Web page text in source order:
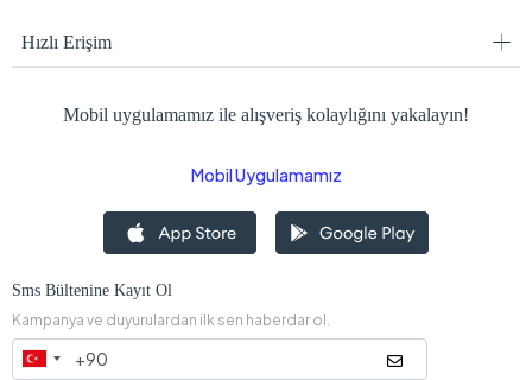
Hızlı Erişim
Mobil uygulamamız ile alışveriş kolaylığını yakalayın!
Mobil Uygulamamız
Sms Bültenine Kayıt Ol
Kampanya ve duyurulardan ilk sen haberdar ol.